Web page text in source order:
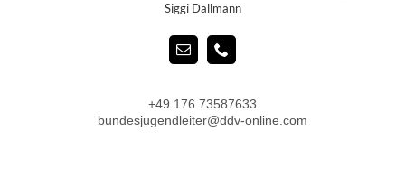
Siggi Dallmann
+49 176 73587633
bundesjugendleiter@ddv-online.com